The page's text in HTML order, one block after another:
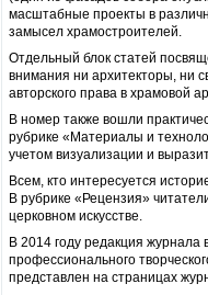
масштабные проекты в
замысел храмостроителей.
Отдельный блок статей
внимания ни архитекторы, ни
авторского права в храмовой
В номер также вошли
рубрике «Материалы и
учетом визуализации и
Всем, кто интересуется
В рубрике «Рецензия»
церковном искусстве.
В 2014 году редакция
профессионального
представлен на страницах